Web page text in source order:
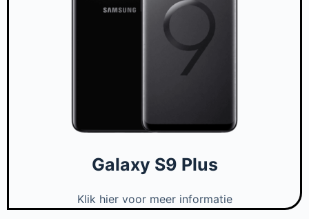
Galaxy S9 Plus
Klik hier voor meer informatie